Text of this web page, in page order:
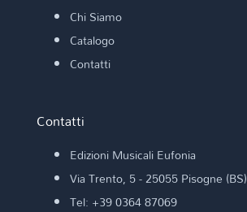
Chi Siamo
Catalogo
Contatti
Contatti
Edizioni Musicali Eufonia
Via Trento, 5 - 25055 Pisogne (BS)
Tel: +39 0364 87069